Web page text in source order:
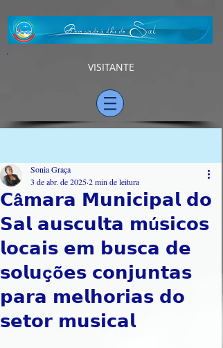
VISITANTE
𝗖â𝗺𝗮𝗿𝗮 𝗠𝘂𝗻𝗶𝗰𝗶𝗽𝗮𝗹 𝗱𝗼
𝗦𝗮𝗹 𝗮𝘂𝘀𝗰𝘂𝗹𝘁𝗮 𝗺ú𝘀𝗶𝗰𝗼𝘀
𝗹𝗼𝗰𝗮𝗶𝘀 𝗲𝗺 𝗯𝘂𝘀𝗰𝗮 𝗱𝗲
𝘀𝗼𝗹𝘂çõ𝗲𝘀 𝗰𝗼𝗻𝗷𝘂𝗻𝘁𝗮𝘀
𝗽𝗮𝗿𝗮 𝗺𝗲𝗹𝗵𝗼𝗿𝗶𝗮𝘀 𝗱𝗼
𝘀𝗲𝘁𝗼𝗿 𝗺𝘂𝘀𝗶𝗰𝗮𝗹
Sonia Graça
3 de abr. de 20252 min de leitura